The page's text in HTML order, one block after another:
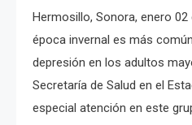
Hermosillo, Sonora, enero 02
época invernal es más
depresión en los adultos
Secretaría de Salud en el
especial atención en este